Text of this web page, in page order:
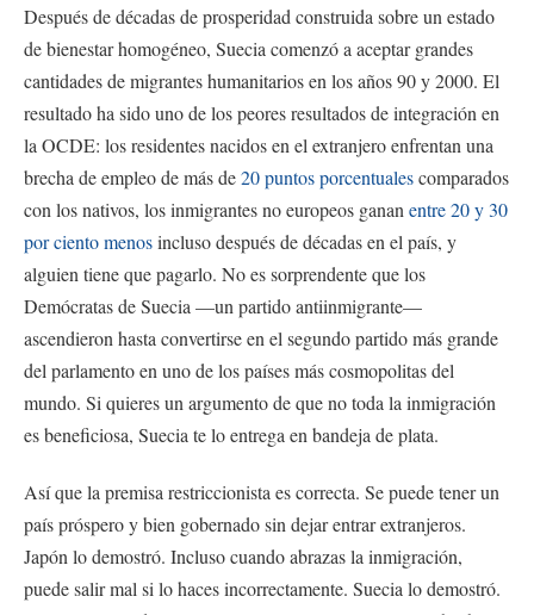
Después de décadas de prosperidad construida sobre un estado
de bienestar homogéneo, Suecia comenzó a aceptar grandes
cantidades de migrantes humanitarios en los años 90 y 2000. El
resultado ha sido uno de los peores resultados de integración en
la OCDE: los residentes nacidos en el extranjero enfrentan una
brecha de empleo de más de20 puntos porcentualescomparados
con los nativos, los inmigrantes no europeos ganan entre 20 y 30
por ciento menosincluso después de décadas en el país, y
alguien tiene que pagarlo. No es sorprendente que los
Demócratas de Suecia —un partido antiinmigrante—
ascendieron hasta convertirse en el segundo partido más grande
del parlamento en uno de los países más cosmopolitas del
mundo. Si quieres un argumento de que no toda la inmigración
es beneficiosa, Suecia te lo entrega en bandeja de plata.
Así que la premisa restriccionista es correcta. Se puede tener un
país próspero y bien gobernado sin dejar entrar extranjeros.
Japón lo demostró. Incluso cuando abrazas la inmigración,
puede salir mal si lo haces incorrectamente. Suecia lo demostró.